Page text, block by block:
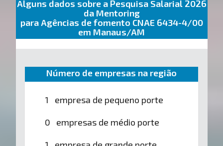
Alguns dados sobre a Pesquisa Salarial 2026
da Mentoring
para Agências de fomento CNAE 6434-4/00
em Manaus/AM
Número de empresas na região
1 empresa de pequeno porte
0 empresas de médio porte